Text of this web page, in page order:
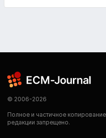
© 2006-2026
Полное и частичное
редакции запрещено.